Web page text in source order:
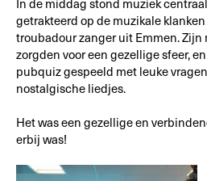
getrakteerd op de muzikale
troubadour zanger uit Emmen.
zorgden voor een gezellige sfeer,
pubquiz gespeeld met leuke
nostalgische liedjes.
Het was een gezellige en
erbij was!